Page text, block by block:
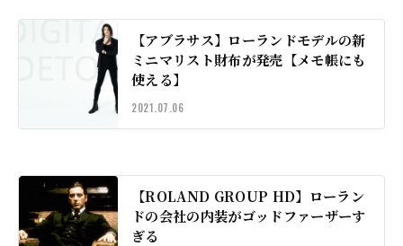
【アブラサス】ローランドモデルの新
ミニマリスト財布が発売【メモ帳にも
使える】
2021.07.06
【ROLAND GROUP HD】ローラン
ドの会社の内装がゴッドファーザーす
ぎる